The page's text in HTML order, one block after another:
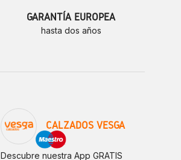
GARANTÍA EUROPEA
hasta dos años
CALZADOS VESGA
Descubre nuestra App GRATIS